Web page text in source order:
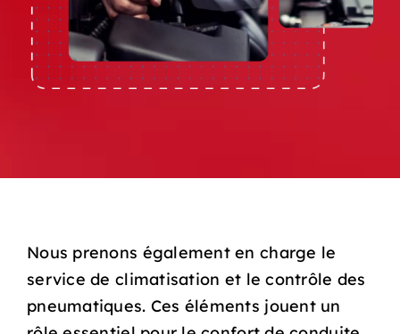
Nous prenons également en charge le
service de climatisation et le contrôle des
pneumatiques. Ces éléments jouent un